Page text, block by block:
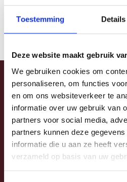
Toestemming Details
Deze website maakt gebruik
We gebruiken cookies om
personaliseren, om functies
en om ons websiteverkeer te
informatie over uw gebruik van
partners voor social media,
partners kunnen deze
informatie die u aan ze heeft
verzameld op basis van uw
mee. Neem contact op en
mogelijkheden!
Laat je